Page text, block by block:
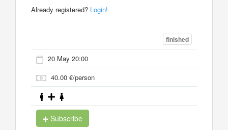
Already registered? Login!
finished
20 May 20:00
40.00 €/person
Subscribe